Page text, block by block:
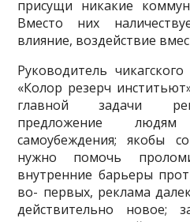
присущи никакие
Вместо них
влияние, воздействие
Руководитель
«Колор резерч
главной задачи
предложение
самоубеждения; якобы
нужно помочь
внутренние барьеры
во- первых, реклама
действительно новое;